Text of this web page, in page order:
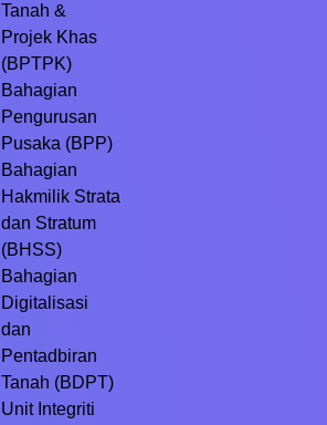
Tanah &
Projek Khas
(BPTPK)
Bahagian
Pengurusan
Pusaka (BPP)
Bahagian
Hakmilik Strata
dan Stratum
(BHSS)
Bahagian
Digitalisasi
dan
Pentadbiran
Tanah (BDPT)
Unit Integriti